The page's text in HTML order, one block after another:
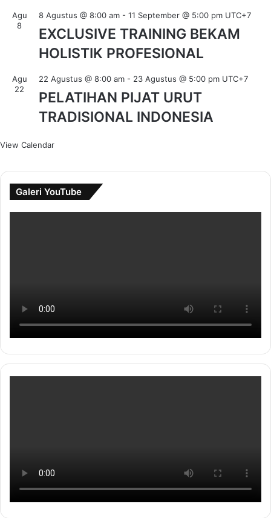
Agu
8
8 Agustus @ 8:00 am - 11 September @ 5:00 pm UTC+7
EXCLUSIVE TRAINING BEKAM
HOLISTIK PROFESIONAL
Agu
22
22 Agustus @ 8:00 am - 23 Agustus @ 5:00 pm UTC+7
PELATIHAN PIJAT URUT
TRADISIONAL INDONESIA
View Calendar
Galeri YouTube